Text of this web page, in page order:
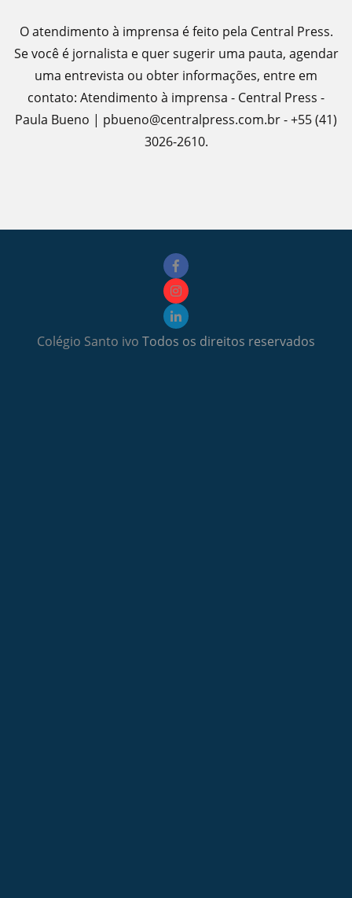
O atendimento à imprensa é feito pela Central Press.
Se você é jornalista e quer sugerir uma pauta, agendar
uma entrevista ou obter informações, entre em
contato: Atendimento à imprensa - Central Press -
Paula Bueno | pbueno@centralpress.com.br - +55 (41)
3026-2610.
Colégio Santo ivo Todos os direitos reservados